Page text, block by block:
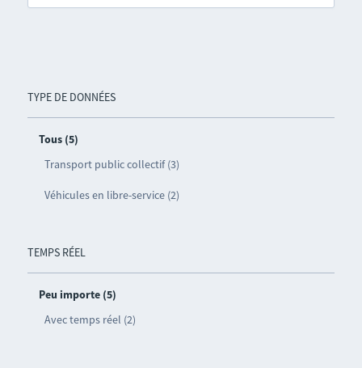
TYPE DE DONNÉES
Tous (5)
Transport public collectif (3)
Véhicules en libre-service (2)
TEMPS RÉEL
Peu importe (5)
Avec temps réel (2)